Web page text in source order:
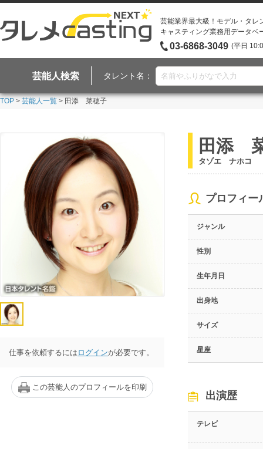
芸能業界最大級！モデル・タレ
キャスティング業務用データベ
03-6868-3049 (平日
芸能人検索 タレント名：
TOP > 芸能人一覧 > 田添 菜穂子
仕事を依頼するには ログインが必要です。
この芸能人のプロフィールを印刷
田添
タゾエ ナホコ
プロフィー
ジャンル
性別
生年月日
出身地
サイズ
星座
出演歴
テレビ